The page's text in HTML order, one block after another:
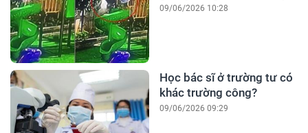
09/06/2026 10:28
Học bác sĩ ở trường tư có
khác trường công?
09/06/2026 09:29